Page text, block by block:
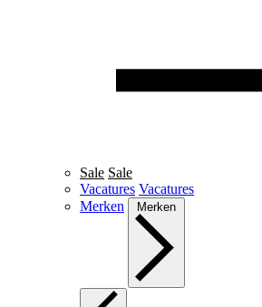
Sale Sale
Vacatures Vacatures
Merken
Merken